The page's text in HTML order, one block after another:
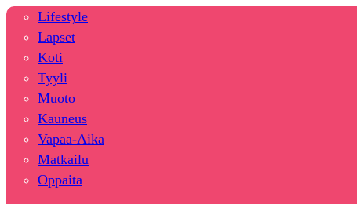
Lifestyle
Lapset
Koti
Tyyli
Muoto
Kauneus
Vapaa-Aika
Matkailu
Oppaita